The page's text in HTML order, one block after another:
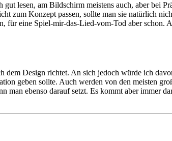
lesen, am Bildschirm meistens auch, aber bei
zum Konzept passen, sollte man sie natürlich
für eine Spiel-mir-das-Lied-vom-Tod aber schon.
dem Design richtet. An sich jedoch würde ich
geben sollte. Auch werden von den meisten
ebenso darauf setzt. Es kommt aber immer